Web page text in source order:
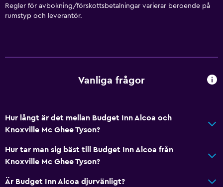
Affärscentrum
Mötesrum
Badrum
Badkar
Toalett
Toalettpapper
Dusch
Regler för avbokning/förskottsbetalningar varierar beroende på
rumstyp och leverantör.
Vanliga frågor
Hur långt är det mellan Budget Inn Alcoa och
Knoxville Mc Ghee Tyson?
Hur tar man sig bäst till Budget Inn Alcoa från
Knoxville Mc Ghee Tyson?
Är Budget Inn Alcoa djurvänligt?